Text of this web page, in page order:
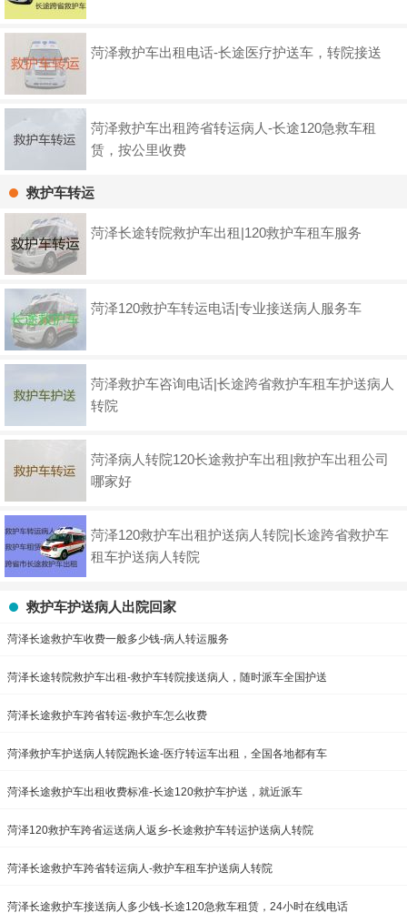
菏泽救护车出租电话-长途医疗护送车，转院接送
菏泽救护车出租跨省转运病人-长途120急救车租
赁，按公里收费
救护车转运
菏泽长途转院救护车出租|120救护车租车服务
菏泽120救护车转运电话|专业接送病人服务车
菏泽救护车咨询电话|长途跨省救护车租车护送病人
转院
菏泽病人转院120长途救护车出租|救护车出租公司
哪家好
菏泽120救护车出租护送病人转院|长途跨省救护车
租车护送病人转院
救护车护送病人出院回家
菏泽长途救护车收费一般多少钱-病人转运服务
菏泽长途转院救护车出租-救护车转院接送病人，随时派车全国护送
菏泽长途救护车跨省转运-救护车怎么收费
菏泽救护车护送病人转院跑长途-医疗转运车出租，全国各地都有车
菏泽长途救护车出租收费标准-长途120救护车护送，就近派车
菏泽120救护车跨省运送病人返乡-长途救护车转运护送病人转院
菏泽长途救护车跨省转运病人-救护车租车护送病人转院
菏泽长途救护车接送病人多少钱-长途120急救车租赁，24小时在线电话